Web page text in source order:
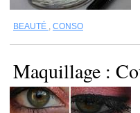
BEAUTÉ , CONSO
Maquillage :